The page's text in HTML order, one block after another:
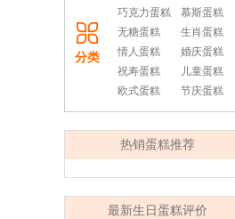
分类
巧克力蛋糕
慕斯蛋糕
无糖蛋糕
生肖蛋糕
情人蛋糕
婚庆蛋糕
祝寿蛋糕
儿童蛋糕
欧式蛋糕
节庆蛋糕
热销蛋糕推荐
最新生日蛋糕评价